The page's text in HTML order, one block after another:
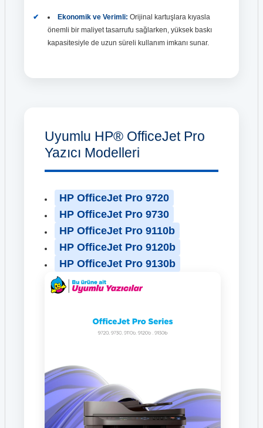
Ekonomik ve Verimli: Orijinal kartuşlara kıyasla
önemli bir maliyet tasarrufu sağlarken, yüksek baskı
kapasitesiyle de uzun süreli kullanım imkanı sunar.
Uyumlu HP® OfficeJet Pro
Yazıcı Modelleri
HP OfficeJet Pro 9720
HP OfficeJet Pro 9730
HP OfficeJet Pro 9110b
HP OfficeJet Pro 9120b
HP OfficeJet Pro 9130b